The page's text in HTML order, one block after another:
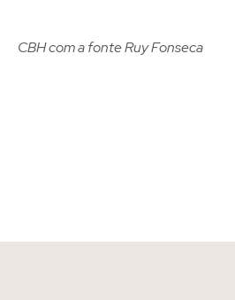
CBH com a fonte Ruy Fonseca